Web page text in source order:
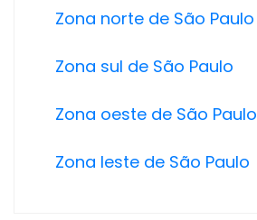
Zona norte de São Paulo
Zona sul de São Paulo
Zona oeste de São Paulo
Zona leste de São Paulo